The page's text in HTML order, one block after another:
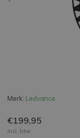
Merk: Ledvance
€199,95
Incl. btw